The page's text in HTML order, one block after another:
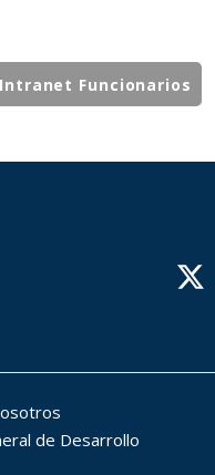
Intranet Funcionarios